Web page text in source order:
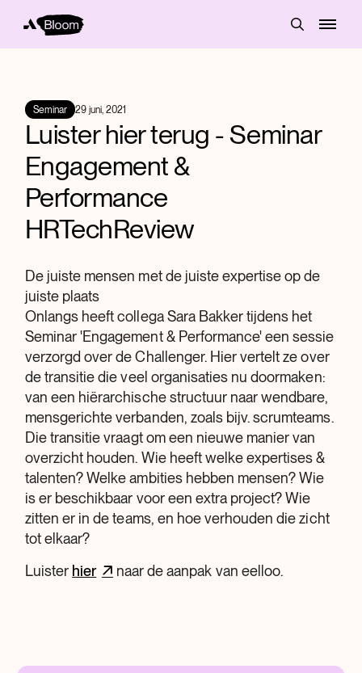
Seminar 29 juni, 2021
Luister hier terug - Seminar
Engagement &
Performance
HRTechReview
De juiste mensen met de juiste expertise op de
juiste plaats
Onlangs heeft collega Sara Bakker tijdens het
Seminar 'Engagement & Performance' een sessie
verzorgd over de Challenger. Hier vertelt ze over
de transitie die veel organisaties nu doormaken:
van een hiërarchische structuur naar wendbare,
mensgerichte verbanden, zoals bijv. scrumteams.
Die transitie vraagt om een nieuwe manier van
overzicht houden. Wie heeft welke expertises &
talenten? Welke ambities hebben mensen? Wie
is er beschikbaar voor een extra project? Wie
zitten er in de teams, en hoe verhouden die zicht
tot elkaar?
Luister hier naar de aanpak van eelloo.